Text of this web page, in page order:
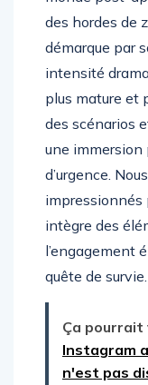
monde post-
des hordes de
démarque par
intensité
plus mature et
des scénarios
une immersion
d’urgence.
impressionnés
intègre des
l’engagement
Ça pourrait
Instagram